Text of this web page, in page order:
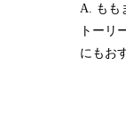
A. もも
トーリ
にもお